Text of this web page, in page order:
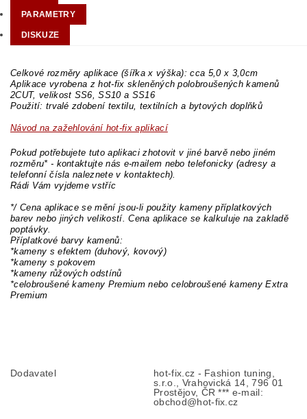
PARAMETRY
DISKUZE
Celkové rozměry aplikace (šířka x výška): cca 5,0 x 3,0cm
Aplikace vyrobena z hot-fix skleněných polobroušených kamenů
2CUT, velikost SS6, SS10 a SS16
Použití: trvalé zdobení textilu, textilních a bytových doplňků
Návod na zažehlování hot-fix aplikací
Pokud potřebujete tuto aplikaci zhotovit v jiné barvě nebo jiném
rozměru* - kontaktujte nás e-mailem nebo telefonicky (adresy a
telefonní čísla naleznete v kontaktech).
Rádi Vám vyjdeme vstříc
*/ Cena aplikace se mění jsou-li použity kameny příplatkových
barev nebo jiných velikostí. Cena aplikace se kalkuluje na zakladě
poptávky.
Příplatkové barvy kamenů:
*kameny s efektem (duhový, kovový)
*kameny s pokovem
*kameny růžových odstínů
*celobroušené kameny Premium nebo celobroušené kameny Extra
Premium
Dodavatel
hot-fix.cz - Fashion tuning,
s.r.o., Vrahovická 14, 796 01
Prostějov, ČR *** e-mail:
obchod@hot-fix.cz